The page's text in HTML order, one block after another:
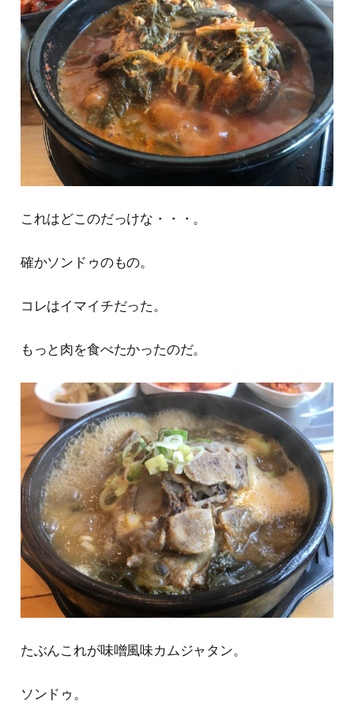
これはどこのだっけな・・・。
確かソンドゥのもの。
コレはイマイチだった。
もっと肉を食べたかったのだ。
たぶんこれが味噌風味カムジャタン。
ソンドゥ。